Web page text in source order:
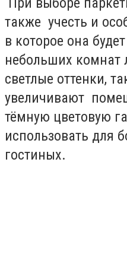
также учесть и
в которое она
небольших комнат
светлые оттенки,
увеличивают
тёмную цветовую
использовать для
гостиных.